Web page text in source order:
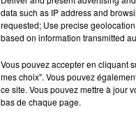
data such as IP address and
requested; Use precise
based on information transmitted
Vous pouvez accepter en cliquant
mes choix". Vous pouvez
ce site. Vous pouvez mettre à jour
bas de chaque page.